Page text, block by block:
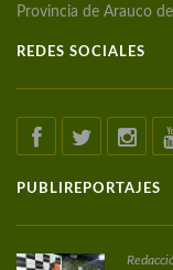
Provincia de Arauco
REDES SOCIALES
PUBLIREPORTAJES